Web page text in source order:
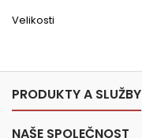
Velikosti
PRODUKTY A SLUŽBY
NAŠE SPOLEČNOST